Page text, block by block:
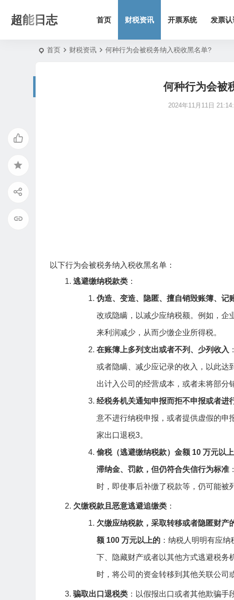
超能日志 首页 财税资讯 开票系统 发票
首页 财税资讯 何种行为会被税务纳入税收黑名单?
何种行为会被
2024年11月11日
以下行为会被税务纳入税收黑名单：
逃避缴纳税款类 ：
伪造、变造、隐匿、擅自销毁账簿、记
改或隐瞒，以减少应纳税额。例如，企
来利润减少，从而少缴企业所得税。
在账簿上多列支出或者不列、少列收入
或者隐瞒、减少应记录的收入，以此达
出计入公司的经营成本，或者未将部分
经税务机关通知申报而拒不申报或者进
意不进行纳税申报，或者提供虚假的申
家出口退税3。
偷税（逃避缴纳税款）金额 10 万元以
滞纳金、罚款，但仍符合失信行为标准
时，即使事后补缴了税款等，仍可能被
欠缴税款且恶意逃避追缴类 ：
欠缴应纳税款，采取转移或者隐匿财产
额 100 万元以上的 ：纳税人明明有应
下、隐藏财产或者以其他方式逃避税务
时，将公司的资金转移到其他关联公司
骗取出口退税类 ：以假报出口或者其他欺骗